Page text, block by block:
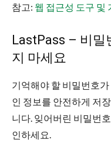
참고: 웹 접근성 도구 및
LastPass – 비밀
지 마세요
기억해야 할 비밀번호
인 정보를 안전하게 저
니다. 잊어버린 비밀번
인하세요.